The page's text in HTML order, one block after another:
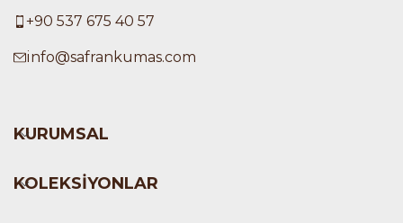
+90 537 675 40 57
info@safrankumas.com
KURUMSAL
KOLEKSİYONLAR